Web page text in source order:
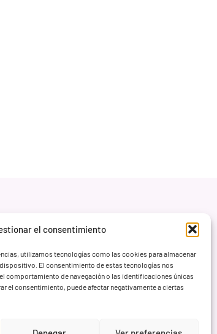
el consentimiento
utilizamos tecnologías como las cookies para almacenar
El consentimiento de estas tecnologías nos
comportamiento de navegación o las identificaciones únicas
el consentimiento, puede afectar negativamente a ciertas